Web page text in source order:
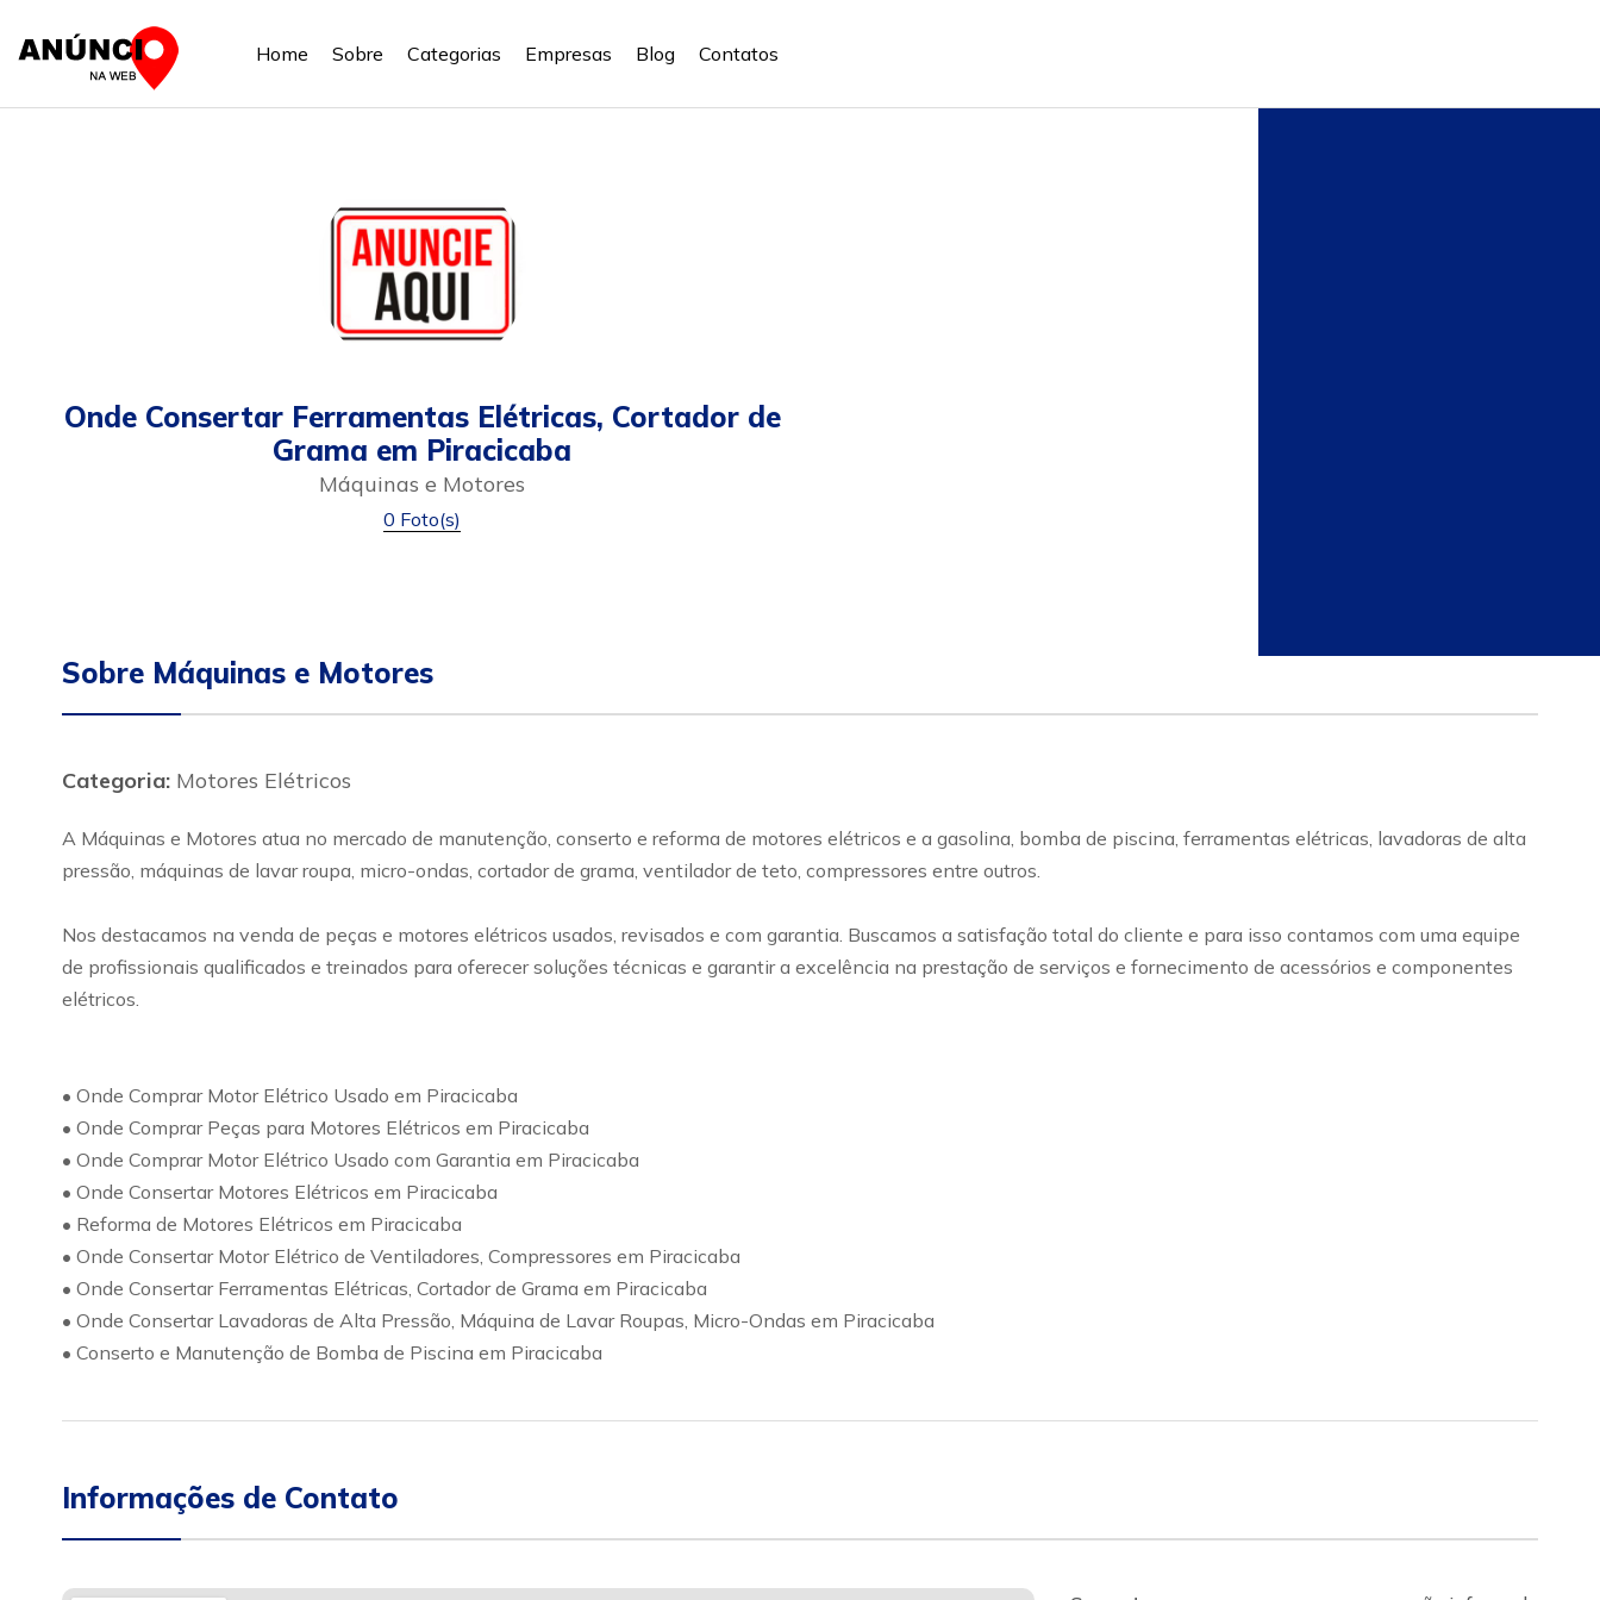
Home Sobre Categorias Empresas Blog Contatos
Onde Consertar Ferramentas Elétricas, Cortador de
Grama em Piracicaba
Máquinas e Motores
0 Foto(s)
Sobre Máquinas e Motores
Categoria: Motores Elétricos
A Máquinas e Motores atua no mercado de manutenção, conserto e reforma de motores elétricos e a gasolina, bomba de piscina, ferramentas elétricas, lavadoras de alta
pressão, máquinas de lavar roupa, micro-ondas, cortador de grama, ventilador de teto, compressores entre outros.
Nos destacamos na venda de peças e motores elétricos usados, revisados e com garantia. Buscamos a satisfação total do cliente e para isso contamos com uma equipe
de profissionais qualificados e treinados para oferecer soluções técnicas e garantir a excelência na prestação de serviços e fornecimento de acessórios e componentes
elétricos.
• Onde Comprar Motor Elétrico Usado em Piracicaba
• Onde Comprar Peças para Motores Elétricos em Piracicaba
• Onde Comprar Motor Elétrico Usado com Garantia em Piracicaba
• Onde Consertar Motores Elétricos em Piracicaba
• Reforma de Motores Elétricos em Piracicaba
• Onde Consertar Motor Elétrico de Ventiladores, Compressores em Piracicaba
• Onde Consertar Ferramentas Elétricas, Cortador de Grama em Piracicaba
• Onde Consertar Lavadoras de Alta Pressão, Máquina de Lavar Roupas, Micro-Ondas em Piracicaba
• Conserto e Manutenção de Bomba de Piscina em Piracicaba
Informações de Contato